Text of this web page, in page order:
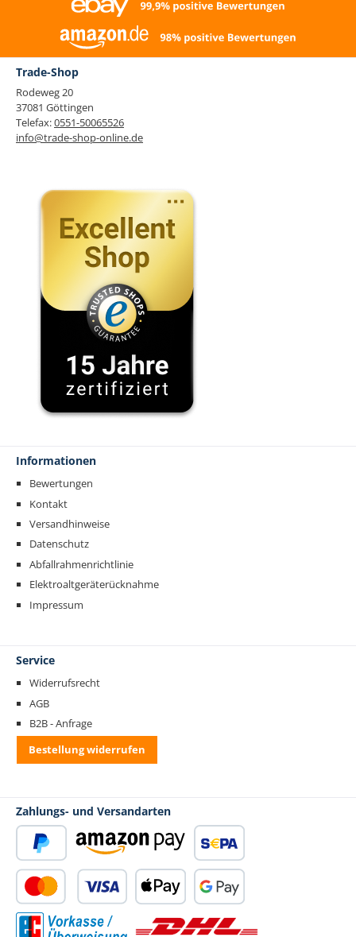
Trade-Shop
Rodeweg 20
37081 Göttingen
Telefax:0551-50065526
info@trade-shop-online.de
Informationen
Bewertungen
Kontakt
Versandhinweise
Datenschutz
Abfallrahmenrichtlinie
Elektroaltgeräterücknahme
Impressum
Service
Widerrufsrecht
AGB
B2B - Anfrage
Bestellung widerrufen
Zahlungs- und Versandarten
PayPal Amazon Pay
Kredit- oder Debitkarte
SEPA Lastschrift